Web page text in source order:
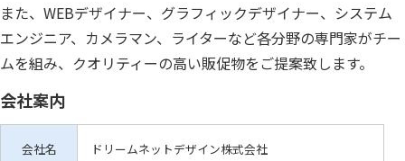
また、WEBデザイナー、グラフィックデザイナー、システム
エンジニア、カメラマン、ライターなど各分野の専門家がチー
ムを組み、クオリティーの高い販促物をご提案致します。
会社案内
会社名 ドリームネットデザイン株式会社